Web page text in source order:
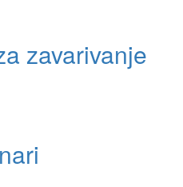
zavarivanje